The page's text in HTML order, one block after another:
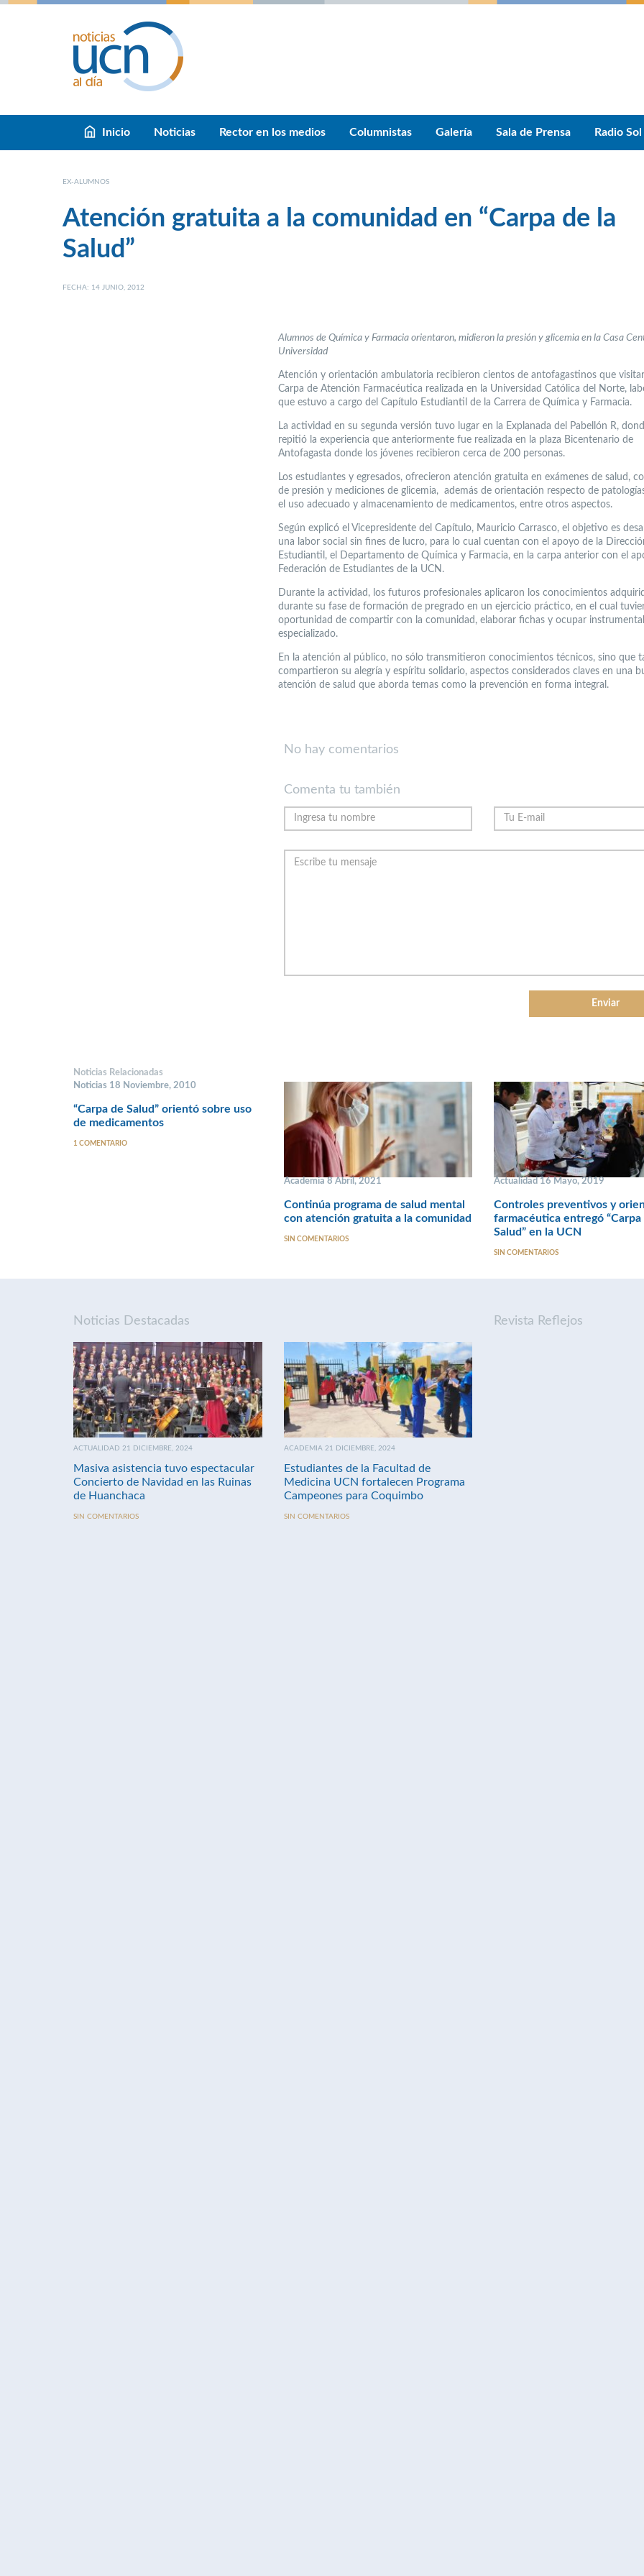
Inicio Noticias Rector en los medios Columnistas Galería Sala de Prensa Radio Sol
EX-ALUMNOS
Atención gratuita a la comunidad en “Carpa de la
Salud”
FECHA: 14 JUNIO, 2012
Alumnos de Química y Farmacia orientaron, midieron la presión y glicemia en la Casa
Universidad
Atención y orientación ambulatoria recibieron cientos de antofagastinos que
Carpa de Atención Farmacéutica realizada en la Universidad Católica del Norte,
que estuvo a cargo del Capítulo Estudiantil de la Carrera de Química y Farmacia.
La actividad en su segunda versión tuvo lugar en la Explanada del Pabellón R,
repitió la experiencia que anteriormente fue realizada en la plaza Bicentenario de
Antofagasta donde los jóvenes recibieron cerca de 200 personas.
Los estudiantes y egresados, ofrecieron atención gratuita en exámenes de salud,
de presión y mediciones de glicemia, además de orientación respecto de
el uso adecuado y almacenamiento de medicamentos, entre otros aspectos.
Según explicó el Vicepresidente del Capítulo, Mauricio Carrasco, el objetivo es
una labor social sin fines de lucro, para lo cual cuentan con el apoyo de la
Estudiantil, el Departamento de Química y Farmacia, en la carpa anterior con el
Federación de Estudiantes de la UCN.
Durante la actividad, los futuros profesionales aplicaron los conocimientos
durante su fase de formación de pregrado en un ejercicio práctico, en el cual
oportunidad de compartir con la comunidad, elaborar fichas y ocupar instrumental
especializado.
En la atención al público, no sólo transmitieron conocimientos técnicos, sino que
compartieron su alegría y espíritu solidario, aspectos considerados claves en una
atención de salud que aborda temas como la prevención en forma integral.
No hay comentarios
Comenta tu también
Noticias Relacionadas
Noticias 18 Noviembre, 2010
“Carpa de Salud” orientó sobre uso
de medicamentos
1 COMENTARIO
Academia 8 Abril, 2021
Continúa programa de salud mental
con atención gratuita a la comunidad
SIN COMENTARIOS
Actualidad 16 Mayo, 2019
Controles preventivos y
farmacéutica entregó “Carpa
Salud” en la UCN
SIN COMENTARIOS
Noticias Destacadas
ACTUALIDAD 21 DICIEMBRE, 2024
Masiva asistencia tuvo espectacular
Concierto de Navidad en las Ruinas
de Huanchaca
SIN COMENTARIOS
ACADEMIA 21 DICIEMBRE, 2024
Estudiantes de la Facultad de
Medicina UCN fortalecen Programa
Campeones para Coquimbo
SIN COMENTARIOS
Revista Reflejos